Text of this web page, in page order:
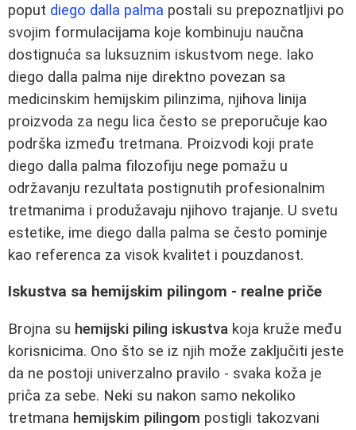
poput diego dalla palma postali su prepoznatljivi po
svojim formulacijama koje kombinuju naučna
dostignuća sa luksuznim iskustvom nege. Iako
diego dalla palma nije direktno povezan sa
medicinskim hemijskim pilinzima, njihova linija
proizvoda za negu lica često se preporučuje kao
podrška između tretmana. Proizvodi koji prate
diego dalla palma filozofiju nege pomažu u
održavanju rezultata postignutih profesionalnim
tretmanima i produžavaju njihovo trajanje. U svetu
estetike, ime diego dalla palma se često pominje
kao referenca za visok kvalitet i pouzdanost.
Iskustva sa hemijskim pilingom - realne priče
Brojna su hemijski piling iskustva koja kruže među
korisnicima. Ono što se iz njih može zaključiti jeste
da ne postoji univerzalno pravilo - svaka koža je
priča za sebe. Neki su nakon samo nekoliko
tretmana hemijskim pilingom postigli takozvani